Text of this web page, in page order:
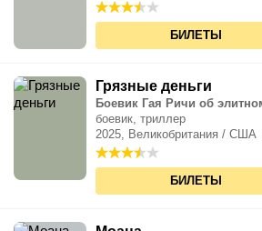
БИЛЕТЫ
Грязные деньги
Боевик Гая Ричи об
боевик, триллер
2025, Великобритания / США
БИЛЕТЫ